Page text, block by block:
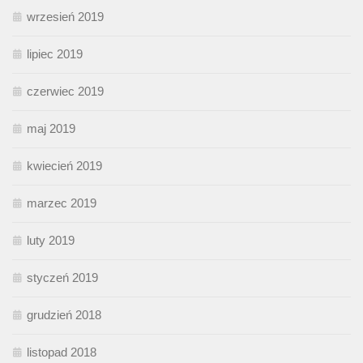
wrzesień 2019
lipiec 2019
czerwiec 2019
maj 2019
kwiecień 2019
marzec 2019
luty 2019
styczeń 2019
grudzień 2018
listopad 2018